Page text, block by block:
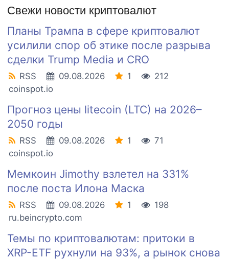
Свежи новости криптовалют
Планы Трампа в сфере криптовалют
усилили спор об этике после разрыва
сделки Trump Media и CRO
RSS 09.08.2026 1
212
coinspot.io
Прогноз цены litecoin (LTC) на 2026–
2050 годы
RSS 09.08.2026 1
71
coinspot.io
Мемкоин Jimothy взлетел на 331%
после поста Илона Маска
RSS 09.08.2026 1
198
ru.beincrypto.com
Темы по криптовалютам: притоки в
XRP-ETF рухнули на 93%, а рынок снова